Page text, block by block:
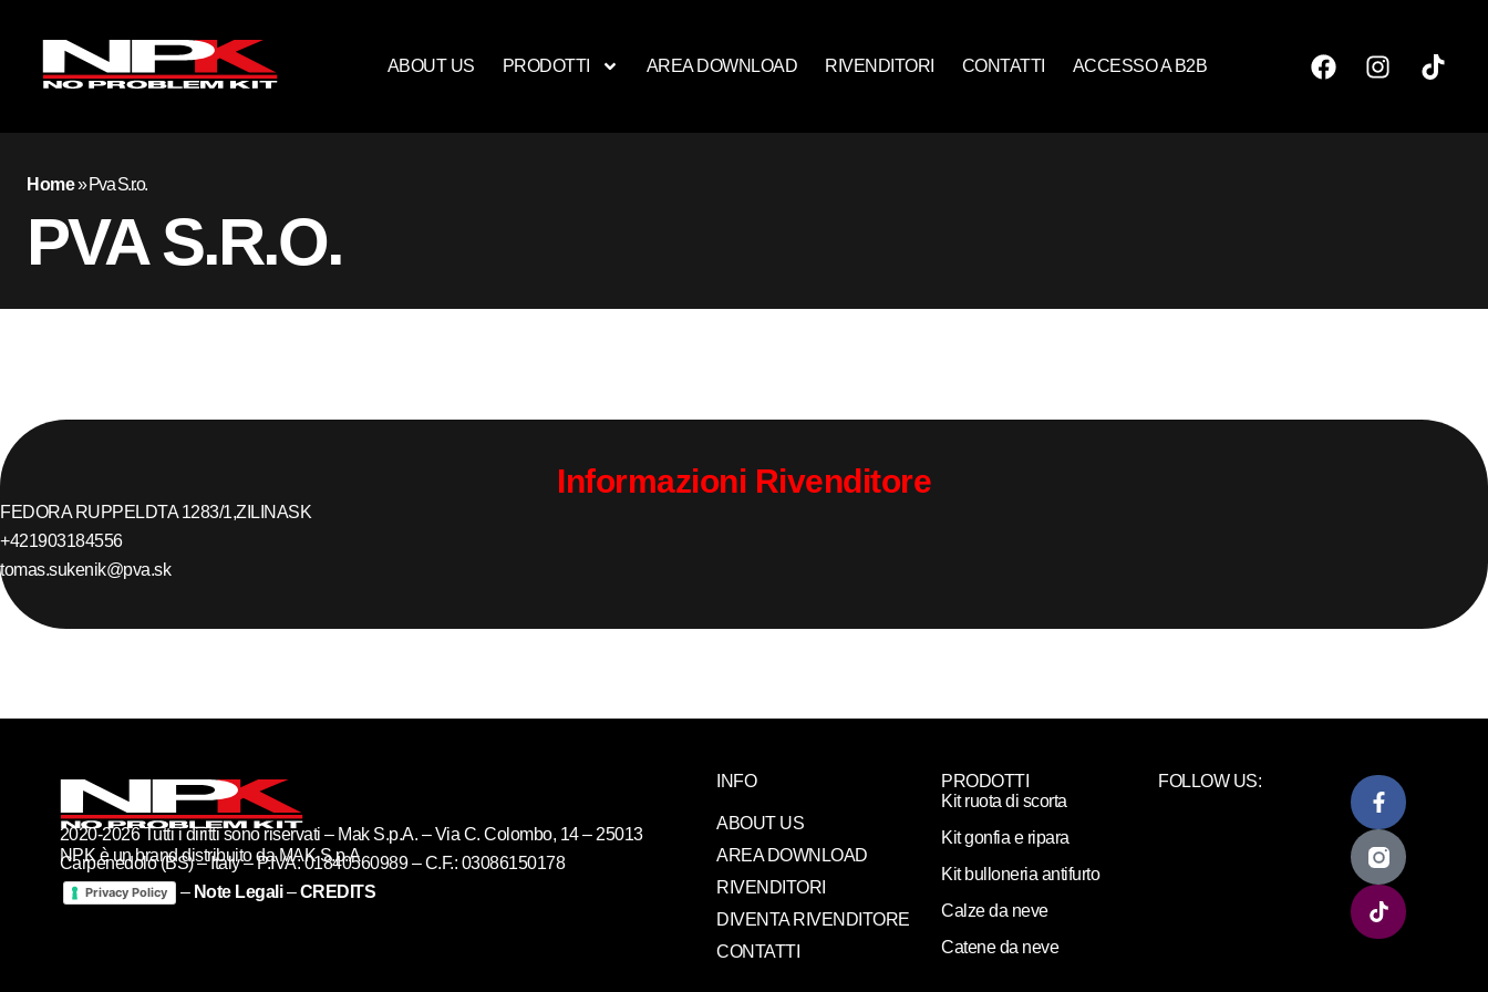
ABOUT US PRODOTTI AREA DOWNLOAD RIVENDITORI CONTATTI ACCESSO A B2B
Home»Pva S.r.o.
PVA S.R.O.
Informazioni Rivenditore
FEDORA RUPPELDTA 1283/1,ZILINASK
+421903184556
tomas.sukenik@pva.sk
NPK è un brand distribuito da MAK S.p.A
2020-2026 Tutti i diritti sono riservati – Mak S.p.A. – Via C. Colombo, 14 – 25013
Carpenedolo (BS) – Italy – P.IVA: 01840560989 – C.F.: 03086150178
Privacy Policy – Note Legali–CREDITS
INFO
ABOUT US
AREA DOWNLOAD
RIVENDITORI
DIVENTA RIVENDITORE
CONTATTI
PRODOTTI
Kit ruota di scorta
Kit gonfia e ripara
Kit bulloneria antifurto
Calze da neve
Catene da neve
FOLLOW US: